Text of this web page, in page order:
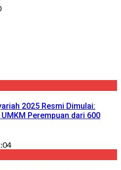
2025 Resmi Dimulai:
Perempuan dari 600